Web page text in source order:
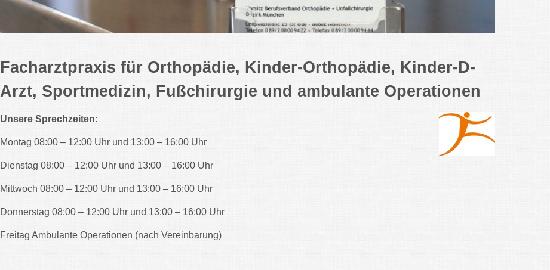
Facharztpraxis für Orthopädie, Kinder-Orthopädie, Kinder-D-
Arzt, Sportmedizin, Fußchirurgie und ambulante Operationen
Unsere Sprechzeiten:
Montag 08:00 – 12:00 Uhr und 13:00 – 16:00 Uhr
Dienstag 08:00 – 12:00 Uhr und 13:00 – 16:00 Uhr
Mittwoch 08:00 – 12:00 Uhr und 13:00 – 16:00 Uhr
Donnerstag 08:00 – 12:00 Uhr und 13:00 – 16:00 Uhr
Freitag Ambulante Operationen (nach Vereinbarung)